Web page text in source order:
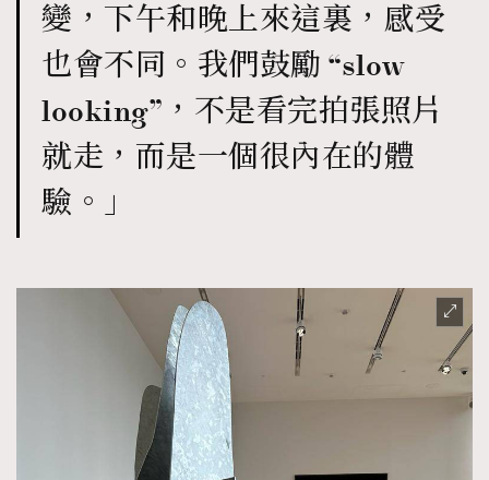
變，下午和晚上來這裏，感受
也會不同。我們鼓勵 “slow
looking”，不是看完拍張照片
就走，而是一個很內在的體
驗。」